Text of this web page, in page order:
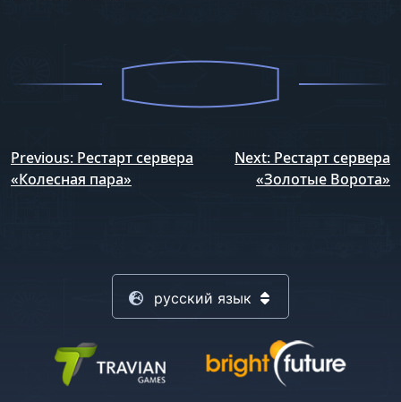
Навигация
по
Previous: Рестарт сервера
«Колесная пара»
Next: Рестарт сервера
«Золотые Ворота»
русский язык